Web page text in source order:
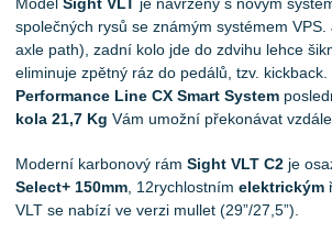
společných rysů se známým systémem
axle path), zadní kolo jde do zdvihu lehce
eliminuje zpětný ráz do pedálů, tzv.
Performance Line CX Smart System
kola 21,7 Kg Vám umožní překonávat
Moderní karbonový rám Sight VLT C2 je
Select+ 150mm , 12rychlostním elektrickým
VLT se nabízí ve verzi mullet (29”/27,5”).